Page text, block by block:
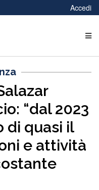
Accedi
“dal 2023
di quasi il
e attività